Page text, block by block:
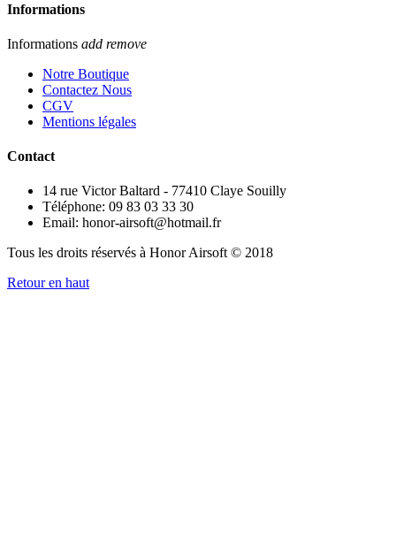
Informations
Informations add remove
Notre Boutique
Contactez Nous
CGV
Mentions légales
Contact
14 rue Victor Baltard - 77410 Claye Souilly
Téléphone: 09 83 03 33 30
Email: honor-airsoft@hotmail.fr
Tous les droits réservés à Honor Airsoft © 2018
Retour en haut